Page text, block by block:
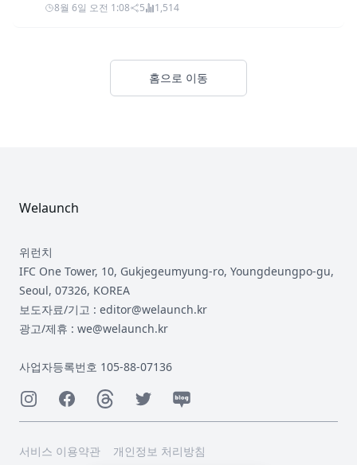
8월 6일 오전 1:08 5 1,514
홈으로 이동
Welaunch
위런치
IFC One Tower, 10, Gukjegeumyung-ro, Youngdeungpo-gu,
Seoul, 07326, KOREA
보도자료/기고 : editor@welaunch.kr
광고/제휴 : we@welaunch.kr
사업자등록번호 105-88-07136
InstagramFacebookThreadsTwitterNaver
서비스 이용약관 개인정보 처리방침